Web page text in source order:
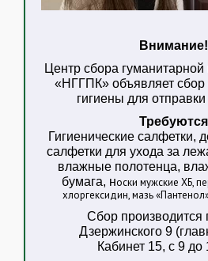
Центр сбора
«НГГПК» объявляет сбор
гигиены для
Гигиенические салфетки,
салфетки для ухода за
влажные полотенца,
бумага, носки мужские ХБ,
хлоргексидин, мазь
Сбор производится
Дзержинского 9
Кабинет 15, с 9 до